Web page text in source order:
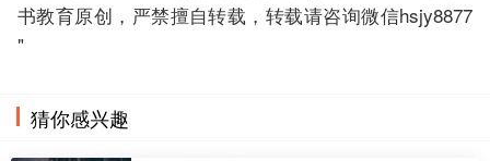
书教育原创，严禁擅自转载，转载请咨询微信hsjy8877
"
猜你感兴趣